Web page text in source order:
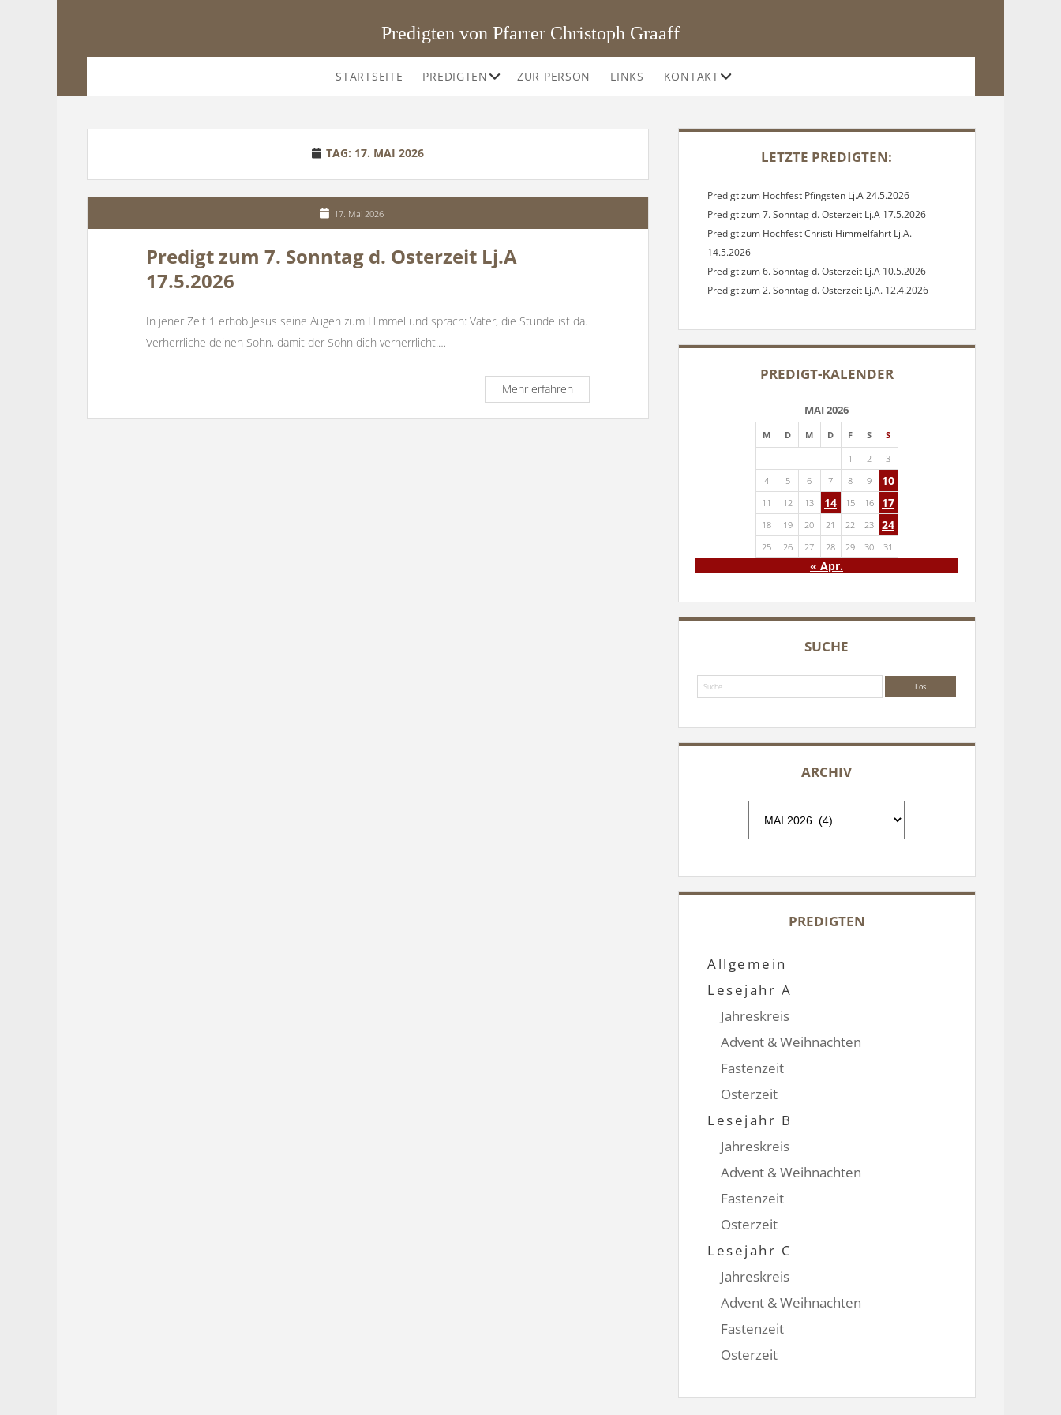
Predigten von Pfarrer Christoph Graaff
STARTSEITE PREDIGTEN OffeneZUR PERSON LINKS KONTAKTOffene
TAG: 17. MAI 2026
17. Mai 2026
Predigt zum 7. Sonntag d. Osterzeit Lj.A
17.5.2026
In jener Zeit 1 erhob Jesus seine Augen zum Himmel und sprach: Vater, die Stunde ist da.
Verherrliche deinen Sohn, damit der Sohn dich verherrlicht.…
Mehr erfahrenPredigt
zum
7.
SIDEBAR
LETZTE PREDIGTEN:
Predigt zum Hochfest Pfingsten Lj.A 24.5.2026
Predigt zum 7. Sonntag d. Osterzeit Lj.A 17.5.2026
Predigt zum Hochfest Christi Himmelfahrt Lj.A.
14.5.2026
Predigt zum 6. Sonntag d. Osterzeit Lj.A 10.5.2026
Predigt zum 2. Sonntag d. Osterzeit Lj.A. 12.4.2026
PREDIGT-KALENDER
MAI 2026
M D M D F S
S
1
2
3
4
5 6 7 8 9 10
11 12 13 14 15 16 17
18 19 20 21 22 23 24
25 26 27 28 29 30 31
« Apr.
SUCHE
ARCHIV
PREDIGTEN
Allgemein
Lesejahr A
Jahreskreis
Advent & Weihnachten
Fastenzeit
Osterzeit
Lesejahr B
Jahreskreis
Advent & Weihnachten
Fastenzeit
Osterzeit
Lesejahr C
Jahreskreis
Advent & Weihnachten
Fastenzeit
Osterzeit